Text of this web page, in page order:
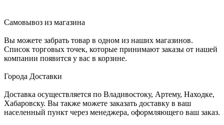
Самовывоз из магазина
Вы можете забрать товар в одном из наших магазинов.
Список торговых точек, которые принимают заказы от нашей
компании появится у вас в корзине.
Города Доставки
Доставка осуществляется по Владивостоку, Артему, Находке,
Хабаровску. Вы также можете заказать доставку в ваш
населенный пункт через менеджера, оформляющего ваш заказ.